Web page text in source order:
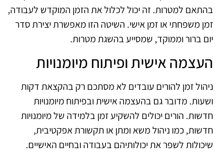
בהתאם למטרות. זה יכול לכלול את הזמן המוקדש לעבודה,
זמן משפחתי או זמן אישי. השיטה הזו מאפשרת יצירת סדר
יום ברור וממוקד, שמסייע בהשגת מטרות.
העצמה אישית ופיתוח מיומנויות
ניהול זמן להורים עובדים לא מסתכם רק בהקצאת דקות
ושעות. מדובר גם בהעצמה אישית ובפיתוח מיומנויות
חדשות. הורים יכולים להשקיע זמן בלמידה של מיומנויות
חדשות, כמו ניהול משא ומתן או תקשורת אפקטיבית,
שיכולות לשפר את יכולותיהם בעבודה ובחיים האישיים.